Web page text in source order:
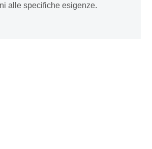
alle specifiche esigenze.